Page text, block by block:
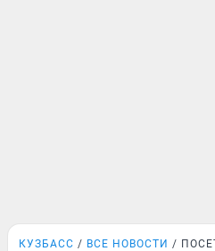
КУЗБАСС ВСЕ НОВОСТИ